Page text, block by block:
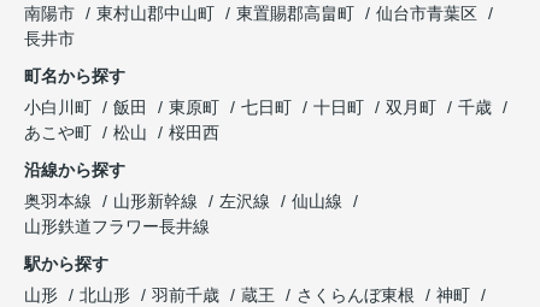
南陽市
東村山郡中山町 東置賜郡高畠町
仙台市青葉区
長井市
町名から探す
小白川町
飯田 東原町 七日町 十日町 双月町
千歳
あこや町
松山
桜田西
沿線から探す
奥羽本線
山形新幹線 左沢線
仙山線
山形鉄道フラワー長井線
駅から探す
山形
北山形 羽前千歳 蔵王 さくらんぼ東根
神町